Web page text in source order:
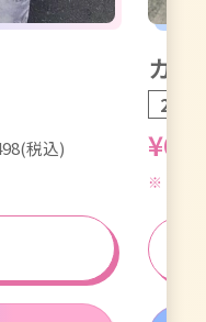
税込)
カッ
2名1